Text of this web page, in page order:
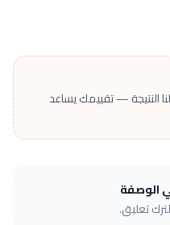
النتيجة — تقييمك يساعد
الوصفة
لترك تعليق.